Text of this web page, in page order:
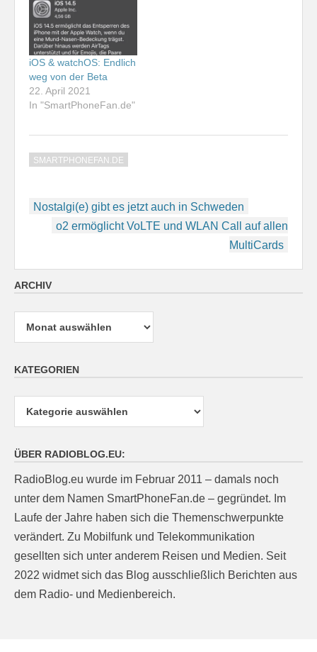
iOS & watchOS: Endlich
weg von der Beta
22. April 2021
In "SmartPhoneFan.de"
SMARTPHONEFAN.DE
Beitragsnavigation
Nostalgi(e) gibt es jetzt auch in Schweden
o2 ermöglicht VoLTE und WLAN Call auf allen
MultiCards
ARCHIV
Archiv
KATEGORIEN
ÜBER RADIOBLOG.EU:
RadioBlog.eu wurde im Februar 2011 – damals noch
unter dem Namen SmartPhoneFan.de – gegründet. Im
Laufe der Jahre haben sich die Themenschwerpunkte
verändert. Zu Mobilfunk und Telekommunikation
gesellten sich unter anderem Reisen und Medien. Seit
2022 widmet sich das Blog ausschließlich Berichten aus
dem Radio- und Medienbereich.